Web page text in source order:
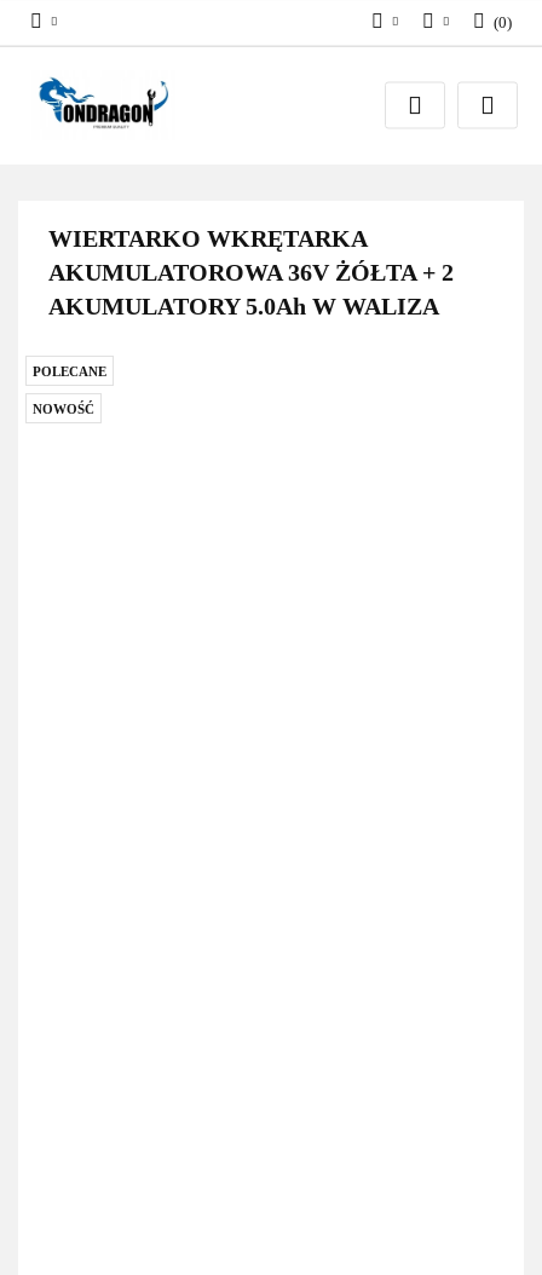
PLNZaloguj się
Załóż konto
(0)
WIERTARKO WKRĘTARKA
AKUMULATOROWA 36V ŻÓŁTA + 2
AKUMULATORY 5.0Ah W WALIZA
POLECANE
NOWOŚĆ